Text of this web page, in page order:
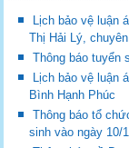
Lịch bảo vệ luận
Thị Hải Lý,
Thông báo tuyển
Lịch bảo vệ luận
Bình Hạnh Phúc
Thông báo tổ
sinh vào ngày 10/